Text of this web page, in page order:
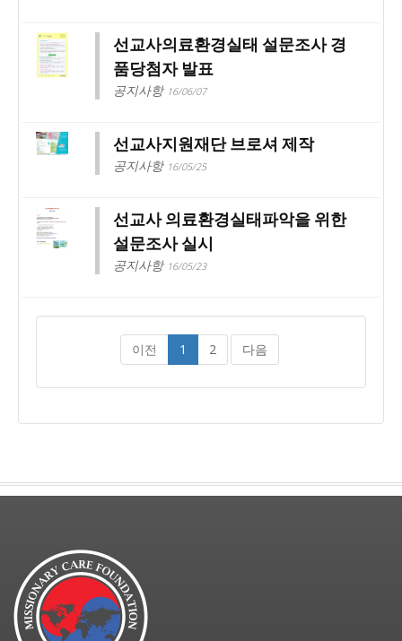
선교사의료환경실태 설문조사 경
품당첨자 발표
공지사항 16/06/07
선교사지원재단 브로셔 제작
공지사항 16/05/25
선교사 의료환경실태파악을 위한
설문조사 실시
공지사항 16/05/23
이전 1 2 다음